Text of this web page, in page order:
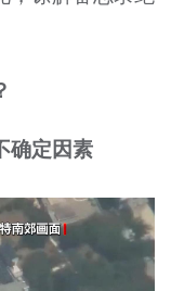
确定因素